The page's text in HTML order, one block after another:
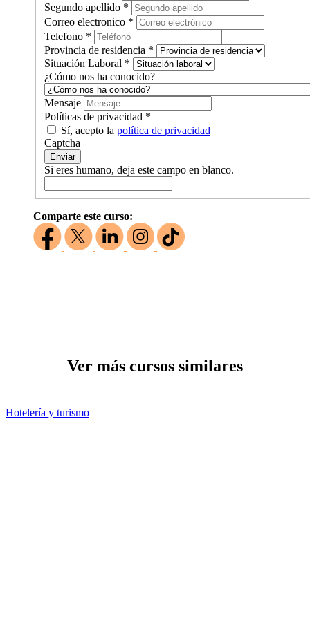
Segundo apellido *
Correo electronico *
Telefono *
Provincia de residencia *
Situación Laboral *
¿Cómo nos ha conocido?
Mensaje
Políticas de privacidad *
Sí, acepto la política de privacidad
Captcha
Enviar
Si eres humano, deja este campo en blanco.
Comparte este curso:
Ver más cursos similares
Hotelería y turismo